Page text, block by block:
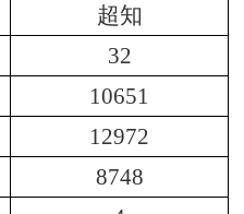
超知
32
10651
12972
8748